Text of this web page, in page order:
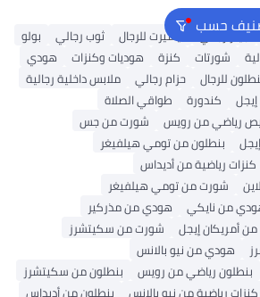
حسب
جينز رجالي تيشيرت للرجال ثوب رجالي
بولو
شورتات كنزة هوديات وكنزات
هودي
للرجال حزام رجالي
ملابس داخلية رجالية
كندورة
طواقي الصلاة
رياضي من رويس
شورت من جس
بنطلون من تومي هيلفيغر
كنزات رياضية من أديداس
شورت من تومي هيلفيغر
من نايكي
هودي من مذركير
أمريكان إيجل
شورت من سكيتشرز
هودي من نيو بالانس
بنطلون رياضي من رويس
بنطلون من سكيتشرز
كنزات رياضية من نيو بالانس
بنطلون من أديداس